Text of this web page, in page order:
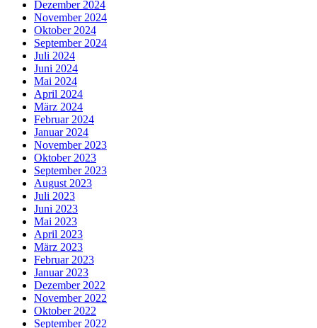
Dezember 2024
November 2024
Oktober 2024
September 2024
Juli 2024
Juni 2024
Mai 2024
April 2024
März 2024
Februar 2024
Januar 2024
November 2023
Oktober 2023
September 2023
August 2023
Juli 2023
Juni 2023
Mai 2023
April 2023
März 2023
Februar 2023
Januar 2023
Dezember 2022
November 2022
Oktober 2022
September 2022